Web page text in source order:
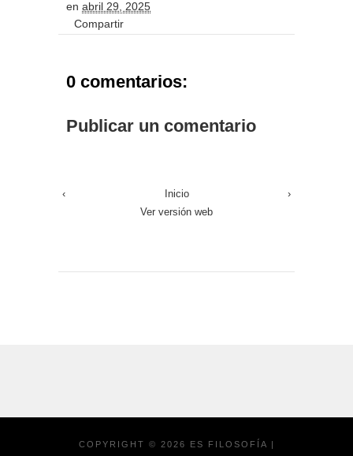
en abril 29, 2025
Compartir
0 comentarios:
Publicar un comentario
‹ ›
Inicio
Ver versión web
COPYRIGHT © 2026 ES FILOSOFÍA |